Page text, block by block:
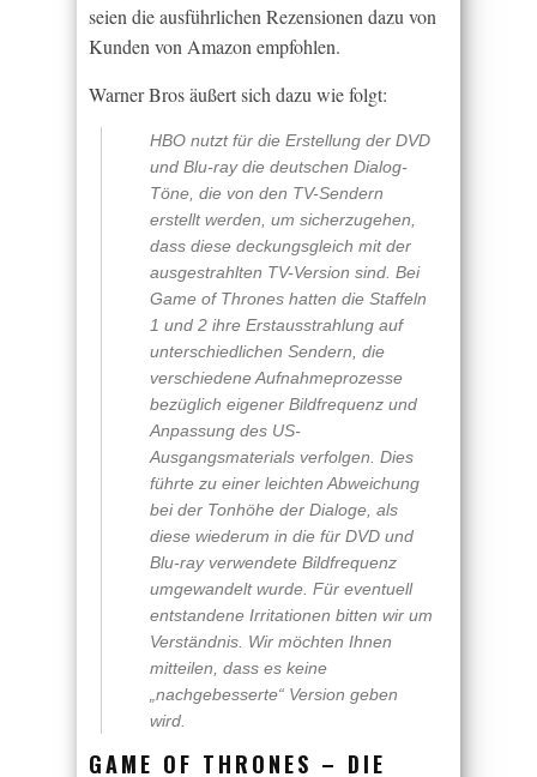
seien die ausführlichen Rezensionen dazu von
Kunden von Amazon empfohlen.
Warner Bros äußert sich dazu wie folgt:
HBO nutzt für die Erstellung der DVD
und Blu-ray die deutschen Dialog-
Töne, die von den TV-Sendern
erstellt werden, um sicherzugehen,
dass diese deckungsgleich mit der
ausgestrahlten TV-Version sind. Bei
Game of Thrones hatten die Staffeln
1 und 2 ihre Erstausstrahlung auf
unterschiedlichen Sendern, die
verschiedene Aufnahmeprozesse
bezüglich eigener Bildfrequenz und
Anpassung des US-
Ausgangsmaterials verfolgen. Dies
führte zu einer leichten Abweichung
bei der Tonhöhe der Dialoge, als
diese wiederum in die für DVD und
Blu-ray verwendete Bildfrequenz
umgewandelt wurde. Für eventuell
entstandene Irritationen bitten wir um
Verständnis. Wir möchten Ihnen
mitteilen, dass es keine
„nachgebesserte“ Version geben
wird.
GAME OF THRONES – DIE